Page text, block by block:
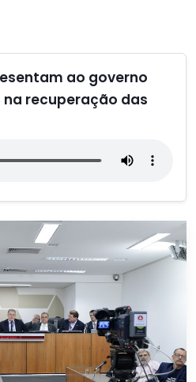
ao governo
recuperação das